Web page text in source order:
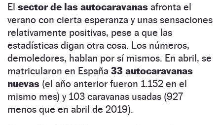
El sector de las autocaravanas afronta el
verano con cierta esperanza y unas sensaciones
relativamente positivas, pese a que las
estadísticas digan otra cosa. Los números,
demoledores, hablan por sí mismos. En abril, se
matricularon en España 33 autocaravanas
nuevas (el año anterior fueron 1.152 en el
mismo mes) y 103 caravanas usadas (927
menos que en abril de 2019).